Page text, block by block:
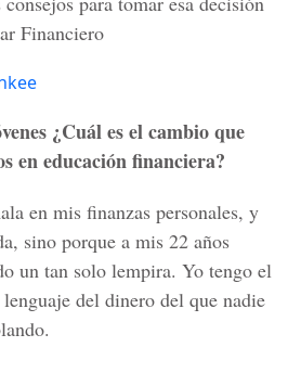
Financiero
¿Cuál es el cambio que
en educación financiera?
en mis finanzas personales, y
sino porque a mis 22 años
un tan solo lempira. Yo tengo el
del dinero del que nadie